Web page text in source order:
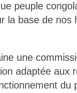
peuple
la base de nos
une
adaptée aux
du